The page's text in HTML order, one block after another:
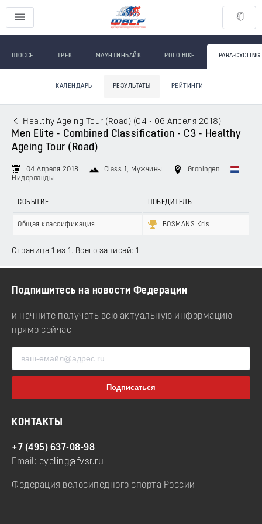
ШОССЕ ТРЕК МАУНТИНБАЙК POLO BIKE PARA-CYCLING
КАЛЕНДАРЬ РЕЗУЛЬТАТЫ РЕЙТИНГИ
Healthy Ageing Tour (Road) (04 - 06 Апреля 2018 )
Men Elite - Combined Classification - C3 - Healthy
Ageing Tour (Road)
04 Апреля 2018 Class 1 , Мужчины
Groningen
Нидерланды
СОБЫТИЕ ПОБЕДИТЕЛЬ
Общая классификация BOSMANS Kris
Страница 1 из 1. Всего записей: 1
Подпишитесь на новости Федерации
и начните получать всю актуальную информацию
прямо сейчас
КОНТАКТЫ
+7 (495) 637-08-98
Email: cycling@fvsr.ru
Федерация велосипедного спорта России